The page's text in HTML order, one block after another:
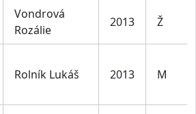
Vondrová
Rozálie
2013 Ž
Rolník Lukáš 2013 M